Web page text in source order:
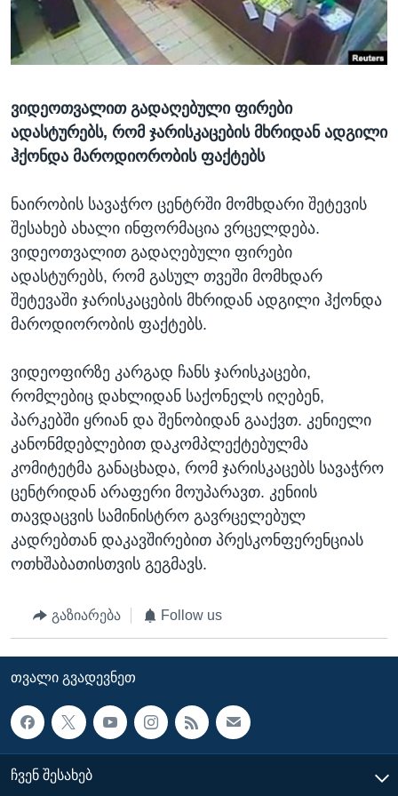
ᲡᲢᲣᲓᲘᲐ ᲕᲐᲨᲘᲜᲒᲢᲝᲜᲘ
ᲔᲙᲝᲜᲝᲛᲘᲙᲐ
ᲯᲐᲜᲛᲠᲗᲔᲚᲝᲑᲐ
ᲘᲜᲢᲔᲠᲕᲘᲣ
ᲙᲣᲚᲢᲣᲠᲐ
ᲓᲔᲖᲘᲜᲤᲝᲠᲛᲐᲪᲘᲐ
Learning English
ენები
ვიდეოთვალით გადაღებული ფირები
ადასტურებს, რომ ჯარისკაცების მხრიდან ადგილი
ჰქონდა მაროდიორობის ფაქტებს
ნაირობის სავაჭრო ცენტრში მომხდარი შეტევის
შესახებ ახალი ინფორმაცია ვრცელდება.
ვიდეოთვალით გადაღებული ფირები
ადასტურებს, რომ გასულ თვეში მომხდარ
შეტევაში ჯარისკაცების მხრიდან ადგილი ჰქონდა
მაროდიორობის ფაქტებს.
ვიდეოფირზე კარგად ჩანს ჯარისკაცები,
რომლებიც დახლიდან საქონელს იღებენ,
პარკებში ყრიან და შენობიდან გააქვთ. კენიელი
კანონმდებლებით დაკომპლექტებულმა
კომიტეტმა განაცხადა, რომ ჯარისკაცებს სავაჭრო
ცენტრიდან არაფერი მოუპარავთ. კენიის
თავდაცვის სამინისტრო გავრცელებულ
კადრებთან დაკავშირებით პრესკონფერენციას
ოთხშაბათისთვის გეგმავს.
გაზიარება Follow us
ᲗᲕᲐᲚᲘ ᲒᲕᲐᲓᲔᲕᲜᲔᲗ
ᲩᲕᲔᲜ ᲨᲔᲡᲐᲮᲔᲑ